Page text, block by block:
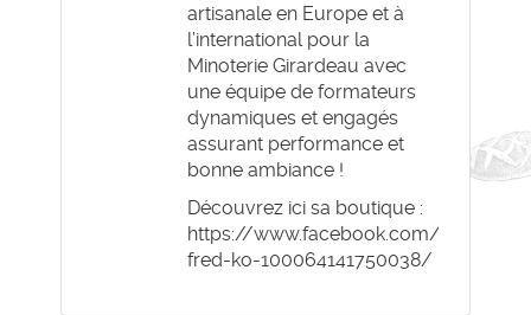
artisanale en Europe et à
l’international pour la
Minoterie Girardeau avec
une équipe de formateurs
dynamiques et engagés
assurant performance et
bonne ambiance !
Découvrez ici sa boutique :
https://www.facebook.com/p/
fred-ko-100064141750038/